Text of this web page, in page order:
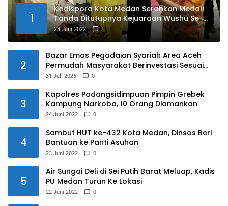
1
Kadispora Kota Medan Serahkan Medali
Tanda Ditutupnya Kejuaraan Wushu Se-
Kota Medan Memperebutkan Piala Wali
Kota Medan Tahun 2022
23 Juni 2022 1
2
Bazar Emas Pegadaian Syariah Area Aceh
Permudah Masyarakat Berinvestasi Sesuai
Prinsip Syariah
31 Juli 2026 0
3
Kapolres Padangsidimpuan Pimpin Grebek
Kampung Narkoba, 10 Orang Diamankan
24 Juni 2022 0
4
Sambut HUT ke-432 Kota Medan, Dinsos Beri
Bantuan ke Panti Asuhan
23 Juni 2022 0
5
Air Sungai Deli di Sei Putih Barat Meluap, Kadis
PU Medan Turun Ke Lokasi
22 Juni 2022 0